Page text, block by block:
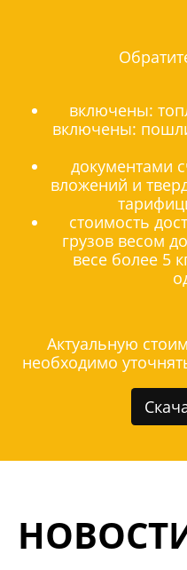
включены:
включены:
документами
вложений и
стоимость
грузов весом
весе более 5
Актуальную
необходимо